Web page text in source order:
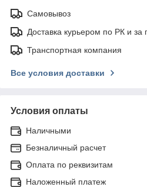
Самовывоз
Доставка курьером по РК и за
Транспортная компания
Все условия доставки
Условия оплаты
Наличными
Безналичный расчет
Оплата по реквизитам
Наложенный платеж